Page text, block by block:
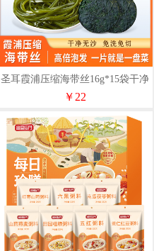
圣耳霞浦压缩海带丝16g*15袋干净
方便好吃煲汤
￥22